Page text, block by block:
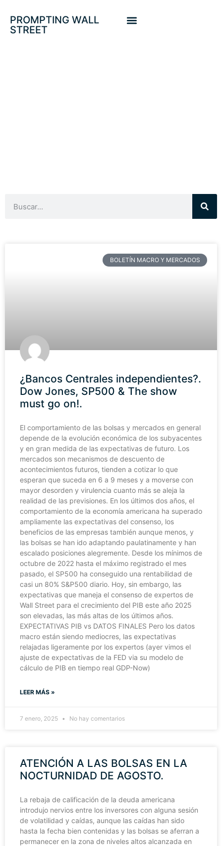
PROMPTING WALL
STREET
BOLETÍN MACRO Y MERCADOS
¿Bancos Centrales independientes?.
Dow Jones, SP500 & The show
must go on!.
El comportamiento de las bolsas y mercados en general
depende de la evolución económica de los subyacentes
y en gran medida de las expectativas de futuro. Los
mercados son mecanismos de descuento de
acontecimientos futuros, tienden a cotizar lo que
esperan que suceda en 6 a 9 meses y a moverse con
mayor desorden y virulencia cuanto más se aleja la
realidad de las previsiones. En los últimos dos años, el
comportamiento de la economía americana ha superado
ampliamente las expectativas del consenso, los
beneficios de las empresas también aunque menos, y
las bolsas se han ido adaptando paulatinamente y han
escalado posiciones alegremente. Desde los mínimos de
octubre de 2022 hasta el máximo registrado el mes
pasado, el SP500 ha conseguido una rentabilidad de
casi un 80% S&P500 diario. Hoy, sin embargo, las
expectativas que maneja el consenso de expertos de
Wall Street para el crecimiento del PIB este año 2025
son elevadas, las más altas de los últimos años.
EXPECTATIVAS PIB vs DATOS FINALES Pero los datos
macro están siendo mediocres, las expectativas
relajadas ligeramente por los expertos (ayer vimos el
ajuste de expectativas de la FED via su modelo de
cálculo de PIB en tiempo real GDP-Now)
LEER MÁS »
7 enero, 2025 No hay comentarios
ATENCIÓN A LAS BOLSAS EN LA
NOCTURNIDAD DE AGOSTO.
La rebaja de calificación de la deuda americana
introdujo nervios entre los inversores con alguna sesión
de volatilidad y caídas, aunque las caídas han sido
hasta la fecha bien contenidas y las bolsas se aferran a
permanecer en la zona de niveles altos alcanzada en